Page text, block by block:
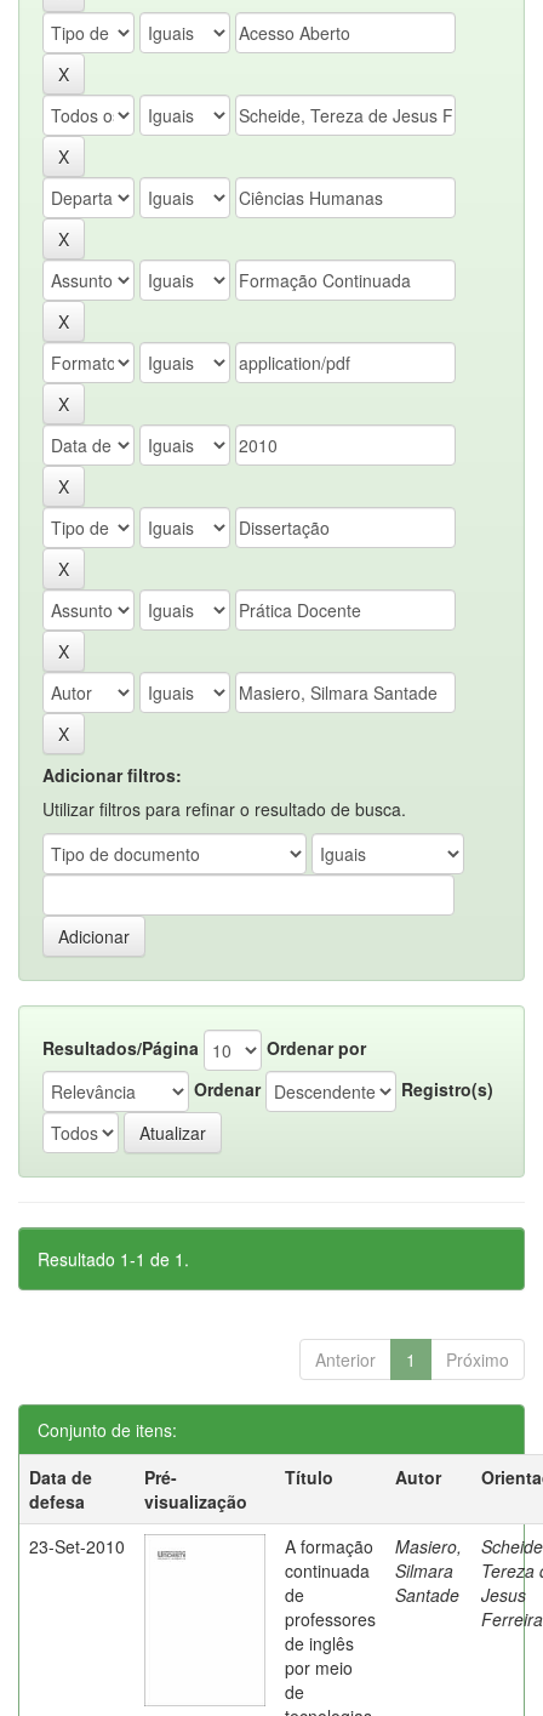
Adicionar filtros:
Utilizar filtros para refinar o resultado de busca.
Resultados/Página
Ordenar por
Ordenar
Registro(s)
Resultado 1-1 de 1.
Anterior 1 Próximo
Conjunto de itens:
Data de
defesa
Pré-
visualização
Título Autor
23-Set-2010
A formação
continuada
de
professores
de inglês
por meio
de
Masiero,
Silmara
Santade
Tereza
Jesus
Ferreira